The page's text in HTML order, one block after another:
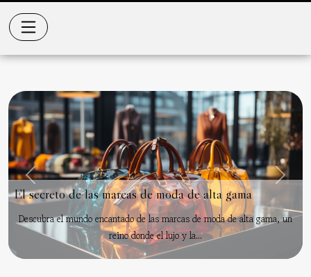
El secreto de las marcas de moda de alta gama
Descubra el mundo encantado de las marcas de moda de alta gama, un
reino donde el lujo y la...
Previous Next